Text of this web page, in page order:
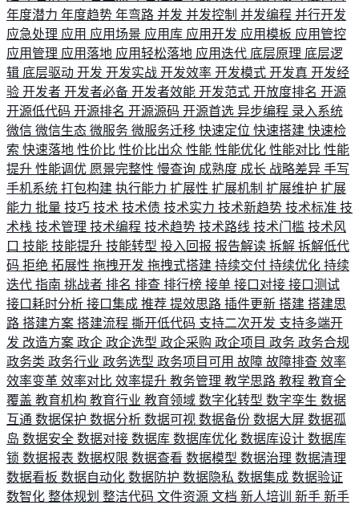
年度潜力 年度趋势 年弯路 并发 并发控制 并发编程 并行开发
应急处理 应用 应用场景 应用库 应用开发 应用模板 应用管控
应用管理 应用落地 应用轻松落地 应用迭代 底层原理 底层逻
辑 底层驱动 开发 开发实战 开发效率 开发模式 开发真 开发经
验 开发者 开发者必备 开发者效能 开发范式 开放度排名 开源
开源低代码 开源排名 开源源码 开源首选 异步编程 录入系统
微信 微信生态 微服务 微服务迁移 快速定位 快速搭建 快速检
索 快速落地 性价比 性价比出众 性能 性能优化 性能对比 性能
提升 性能调优 愿景完整性 慢查询 成熟度 成长 战略差异 手写
手机系统 打包构建 执行能力 扩展性 扩展机制 扩展维护 扩展
能力 批量 技巧 技术 技术债 技术实力 技术新趋势 技术标准 技
术栈 技术管理 技术编程 技术趋势 技术路线 技术门槛 技术风
口 技能 技能提升 技能转型 投入回报 报告解读 拆解 拆解低代
码 拒绝 拓展性 拖拽开发 拖拽式搭建 持续交付 持续优化 持续
迭代 指南 挑战者 排名 排查 排行榜 接单 接口对接 接口测试
接口耗时分析 接口集成 推荐 提效思路 插件更新 搭建 搭建思
路 搭建方案 搭建流程 撕开低代码 支持二次开发 支持多端开
发 改造方案 政企 政企选型 政企采购 政企项目 政务 政务合规
政务类 政务行业 政务选型 政务项目可用 故障 故障排查 效率
效率变革 效率对比 效率提升 教务管理 教学思路 教程 教育全
覆盖 教育机构 教育行业 教育领域 数字化转型 数字孪生 数据
互通 数据保护 数据分析 数据可视 数据备份 数据大屏 数据孤
岛 数据安全 数据对接 数据库 数据库优化 数据库设计 数据库
锁 数据报表 数据权限 数据查看 数据模型 数据治理 数据清理
数据看板 数据自动化 数据防护 数据隐私 数据集成 数据验证
数智化 整体规划 整洁代码 文件资源 文档 新人培训 新手 新手